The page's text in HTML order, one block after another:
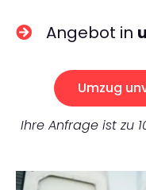
Angebot in
Umzug
Ihre Anfrage ist zu